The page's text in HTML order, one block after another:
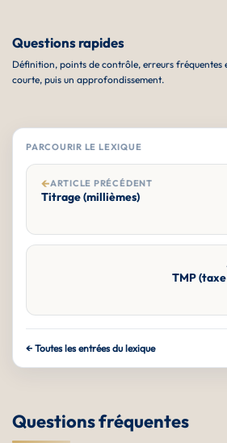
Questions rapides
Définition, points de contrôle, erreurs fréquentes
courte, puis un approfondissement.
PARCOURIR LE LEXIQUE
←ARTICLE PRÉCÉDENT
Titrage (millièmes)
TMP
← Toutes les entrées du lexique
Questions fréquentes